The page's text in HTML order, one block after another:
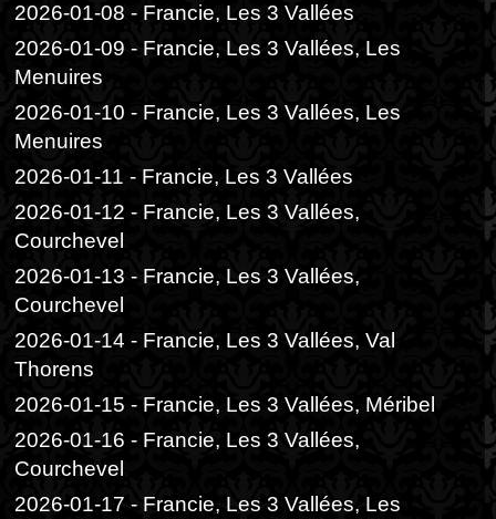
2026-01-08 - Francie, Les 3 Vallées
2026-01-09 - Francie, Les 3 Vallées, Les
Menuires
2026-01-10 - Francie, Les 3 Vallées, Les
Menuires
2026-01-11 - Francie, Les 3 Vallées
2026-01-12 - Francie, Les 3 Vallées,
Courchevel
2026-01-13 - Francie, Les 3 Vallées,
Courchevel
2026-01-14 - Francie, Les 3 Vallées, Val
Thorens
2026-01-15 - Francie, Les 3 Vallées, Méribel
2026-01-16 - Francie, Les 3 Vallées,
Courchevel
2026-01-17 - Francie, Les 3 Vallées, Les